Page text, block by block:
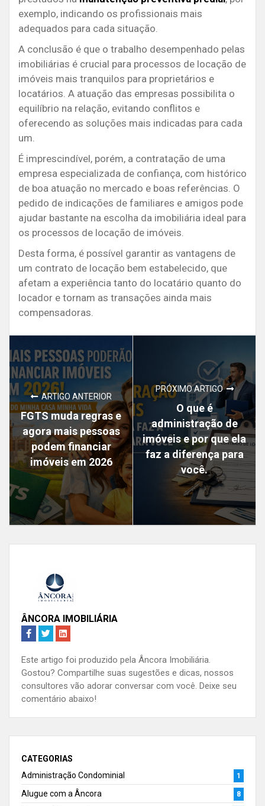
exemplo, indicando os profissionais mais
adequados para cada situação.
A conclusão é que o trabalho desempenhado pelas
imobiliárias é crucial para processos de locação de
imóveis mais tranquilos para proprietários e
locatários. A atuação das empresas possibilita o
equilíbrio na relação, evitando conflitos e
oferecendo as soluções mais indicadas para cada
um.
É imprescindível, porém, a contratação de uma
empresa especializada de confiança, com histórico
de boa atuação no mercado e boas referências. O
pedido de indicações de familiares e amigos pode
ajudar bastante na escolha da imobiliária ideal para
os processos de locação de imóveis.
Desta forma, é possível garantir as vantagens de
um contrato de locação bem estabelecido, que
afetam a experiência tanto do locatário quanto do
locador e tornam as transações ainda mais
compensadoras.
ARTIGO ANTERIOR
FGTS muda regras e
agora mais pessoas
podem financiar
imóveis em 2026
PRÓXIMO ARTIGO
O que é
administração de
imóveis e por que ela
faz a diferença para
você.
ÂNCORA IMOBILIÁRIA
Este artigo foi produzido pela Âncora Imobiliária.
Gostou? Compartilhe suas sugestões e dicas, nossos
consultores vão adorar conversar com você. Deixe seu
comentário abaixo!
CATEGORIAS
Administração Condominial
1
Alugue com a Âncora 8